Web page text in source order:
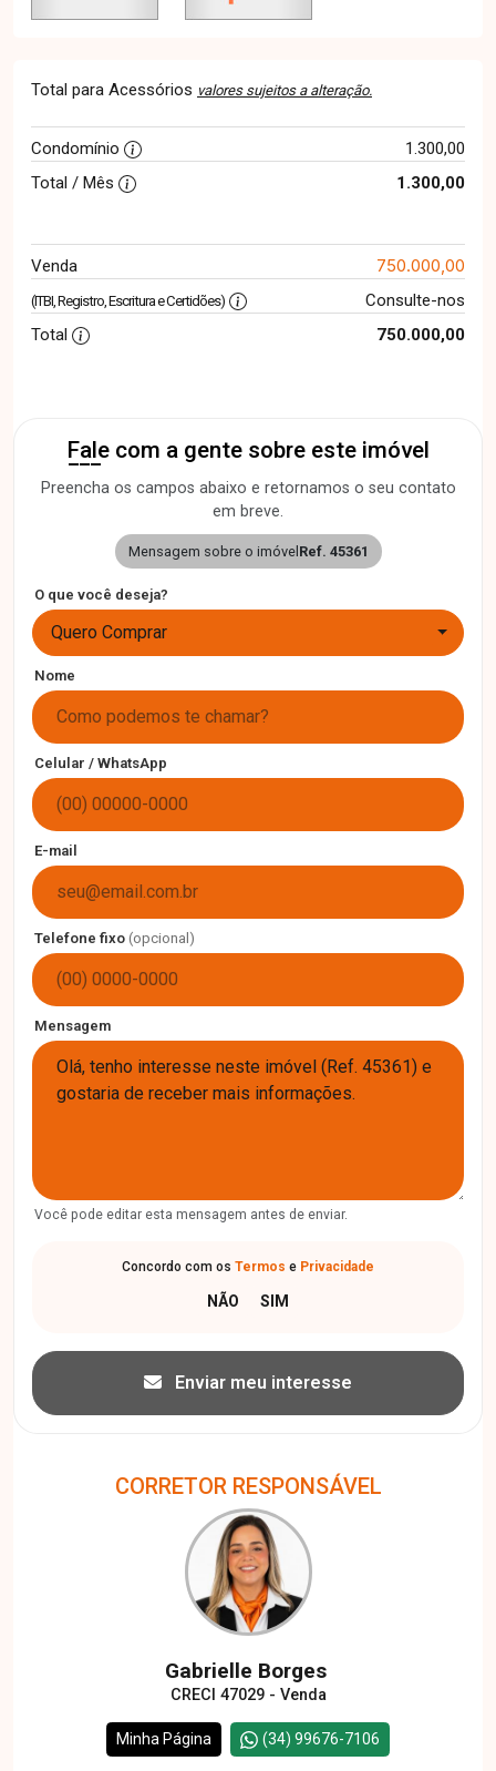
Total para Acessórios valores sujeitos a alteração.
Condomínio
1.300,00
Total / Mês
1.300,00
Venda 750.000,00
(ITBI, Registro, Escritura e Certidões)
Consulte-nos
Total
750.000,00
Fale com a gente sobre este imóvel
Preencha os campos abaixo e retornamos o seu contato
em breve.
Mensagem sobre o imóvel Ref. 45361
O que você deseja?
Quero Comprar
Nome
Celular / WhatsApp
E-mail
Telefone fixo (opcional)
Mensagem
Você pode editar esta mensagem antes de enviar.
Concordo com os Termos e Privacidade
Enviar meu interesse
CORRETOR RESPONSÁVEL
Gabrielle Borges
CRECI 47029 - Venda
Minha Página (34) 99676-7106